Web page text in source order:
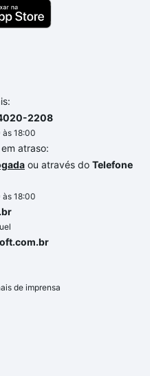
2208
18:00
atraso:
ou através do Telefone
18:00
de imprensa